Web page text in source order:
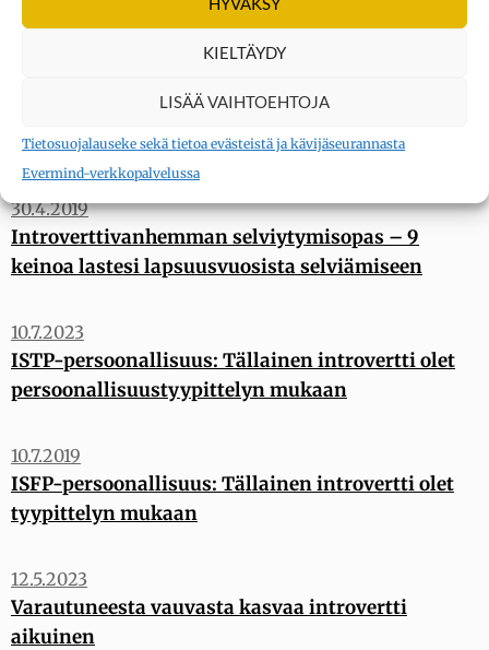
KIELTÄYDY
LISÄÄ VAIHTOEHTOJA
Tietosuojalauseke sekä tietoa evästeistä ja kävijäseurannasta
Evermind-verkkopalvelussa
ainakin nämä neljä asiaa
Yksin ja onnellinen – Yaoyao Ma Van Asin
huikeisiin kuviin tiivistyy yksinolon ilo ja rauha
Introverttivanhemman selviytymisopas – 9
keinoa lastesi lapsuusvuosista selviämiseen
30.4.2019
ISTP-persoonallisuus: Tällainen introvertti olet
persoonallisuustyypittelyn mukaan
10.7.2023
ISFP-persoonallisuus: Tällainen introvertti olet
tyypittelyn mukaan
10.7.2019
Varautuneesta vauvasta kasvaa introvertti
aikuinen
12.5.2023